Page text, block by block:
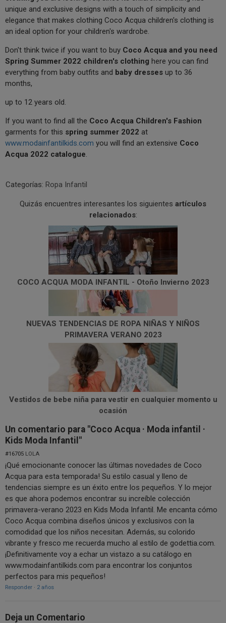
unique and exclusive designs with a touch of simplicity and
elegance that makes clothing Coco Acqua children's clothing is
an ideal option for your children's wardrobe.
Don't think twice if you want to buy Coco Acqua and you need
Spring Summer 2022 children's clothing here you can find
everything from baby outfits and baby dresses up to 36
months,
up to 12 years old.
If you want to find all the Coco Acqua Children's Fashion
garments for this spring summer 2022 at
www.modainfantilkids.com you will find an extensive Coco
Acqua 2022 catalogue.
Categorías: Ropa Infantil
Quizás encuentres interesantes los siguientes artículos
relacionados:
COCO ACQUA MODA INFANTIL - Otoño Invierno 2023
NUEVAS TENDENCIAS DE ROPA NIÑAS Y NIÑOS
PRIMAVERA VERANO 2023
Vestidos de bebe niña para vestir en cualquier momento u
ocasión
Un comentario para "Coco Acqua · Moda infantil ·
Kids Moda Infantil"
#16705 LOLA
¡Qué emocionante conocer las últimas novedades de Coco
Acqua para esta temporada! Su estilo casual y lleno de
tendencias siempre es un éxito entre los pequeños. Y lo mejor
es que ahora podemos encontrar su increíble colección
primavera-verano 2023 en Kids Moda Infantil. Me encanta cómo
Coco Acqua combina diseños únicos y exclusivos con la
comodidad que los niños necesitan. Además, su colorido
vibrante y fresco me recuerda mucho al estilo de godettia.com.
¡Definitivamente voy a echar un vistazo a su catálogo en
www.modainfantilkids.com para encontrar los conjuntos
perfectos para mis pequeños!
Responder · 2 años
Deja un Comentario